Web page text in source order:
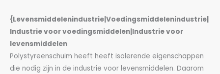
{Levensmiddelenindustrie|Voedingsmiddelenindustrie|
Industrie voor voedingsmiddelen|Industrie voor
levensmiddelen
Polystyreenschuim heeft heeft isolerende eigenschappen
die nodig zijn in de industrie voor levensmiddelen. Daarom